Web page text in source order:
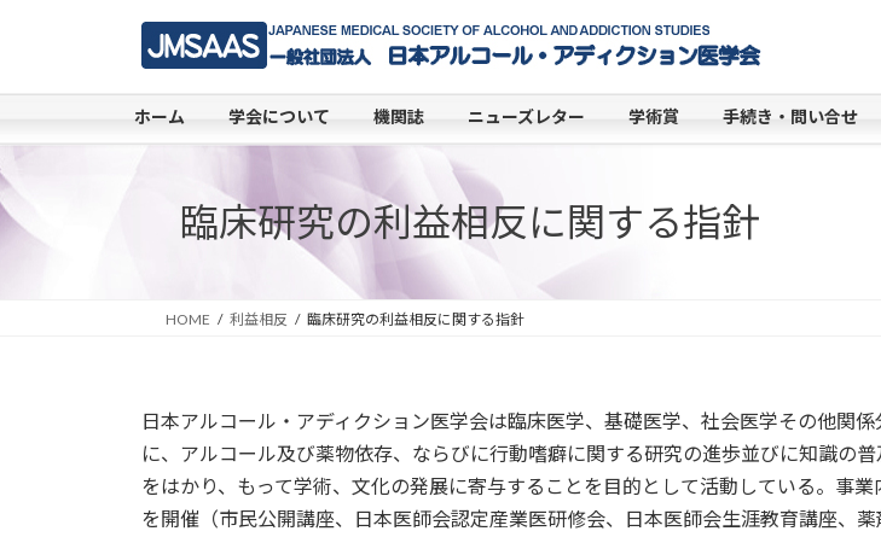
ン
ス
キ
ー
ン
に
ホーム 学会について 機関誌 ニューズレター 学術賞 手続き・問い合せ
臨床研究の利益相反に関する指針
HOME 利益相反 臨床研究の利益相反に関する指針
日本アルコール・アディクション医学会は臨床医学、基礎医学、社会医学その他関係
に、アルコール及び薬物依存、ならびに行動嗜癖に関する研究の進歩並びに知識の
をはかり、もって学術、文化の発展に寄与することを目的として活動している。事
を開催（市民公開講座、日本医師会認定産業医研修会、日本医師会生涯教育講座、